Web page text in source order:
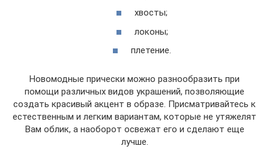
хвосты;
локоны;
плетение.
Новомодные прически можно разнообразить при
помощи различных видов украшений, позволяющие
создать красивый акцент в образе. Присматривайтесь к
естественным и легким вариантам, которые не утяжелят
Вам облик, а наоборот освежат его и сделают еще
лучше.